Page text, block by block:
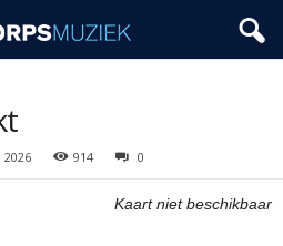
2026 914 0
Kaart niet beschikbaar